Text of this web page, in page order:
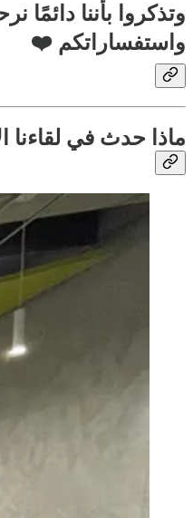
وتذكروا بأننا دائمًا
واستفساراتكم ❤️
ماذا حدث في لقاءنا